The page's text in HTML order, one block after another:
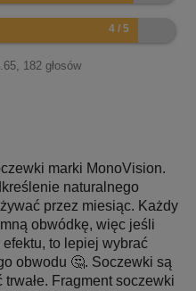
, 182głosów
marki MonoVision.
naturalnego
przez miesiąc. Każdy
obwódkę, więc jeśli
to lepiej wybrać
obwodu 🤔. Soczewki są
Fragment soczewki